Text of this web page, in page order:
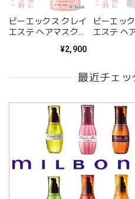
ビーエックス クレイ
エステ ヘアマスク
¥2,900
ビーエッ
エステ ヘ
800ml(レ
最近チェッ